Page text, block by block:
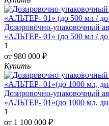
Дозировочно-упаковочный
«АЛЬТЕР- 01» (до 500 мл / до
1
от 980 000 ₽
Купить
Дозировочно-упаковочный
«АЛЬТЕР- 01»(до 1000 мл,
1
от 1 100 000 ₽